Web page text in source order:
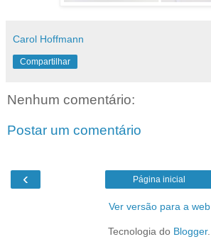
Carol Hoffmann
Compartilhar
Nenhum comentário:
Postar um comentário
‹ Página inicial
Ver versão para a web
Tecnologia do Blogger.